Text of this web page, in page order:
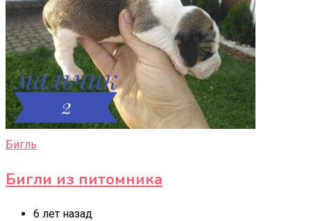
Бигль
Бигли из питомника
6 лет назад